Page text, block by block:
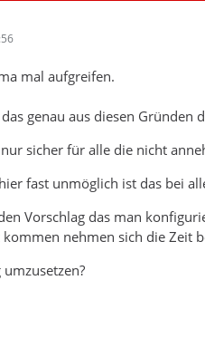
mal aufgreifen.
genau aus diesen Gründen
sicher für alle die nicht
fast unmöglich ist das bei
Vorschlag das man
nehmen sich die Zeit